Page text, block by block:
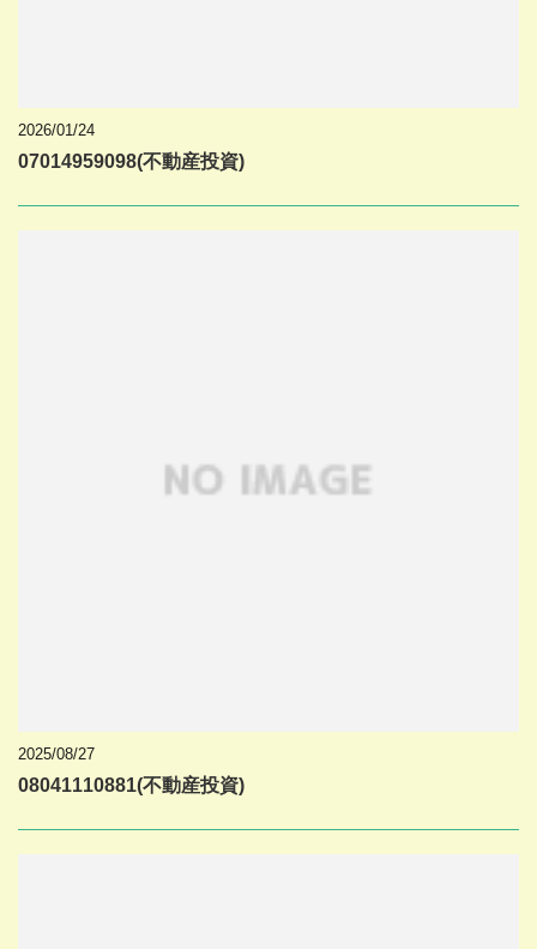
2026/01/24
07014959098(不動産投資)
2025/08/27
08041110881(不動産投資)